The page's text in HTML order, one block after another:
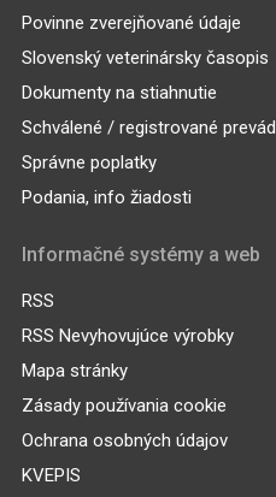
Povinne zverejňované údaje
Slovenský veterinársky časopis
Dokumenty na stiahnutie
Schválené / registrované
Správne poplatky
Podania, info žiadosti
Informačné systémy a web
RSS
RSS Nevyhovujúce výrobky
Mapa stránky
Zásady používania cookie
Ochrana osobných údajov
KVEPIS